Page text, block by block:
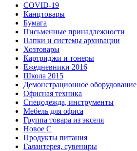
COVID-19
Канцтовары
Бумага
Письменные принадлежности
Папки и системы архивации
Хозтовары
Картриджи и тонеры
Ежедневники 2016
Школа 2015
Демонстрационное оборудование
Офисная техника
Спецодежда, инструменты
Мебель для офиса
Группа товара из экселя
Новое С
Продукты питания
Галантерея, сувениры